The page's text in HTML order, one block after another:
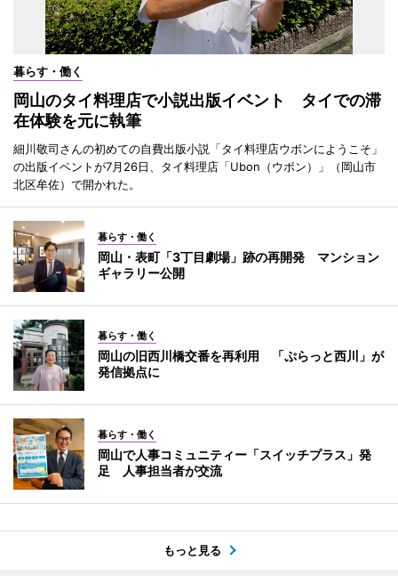
暮らす・働く
岡山のタイ料理店で小説出版イベント タイでの滞
在体験を元に執筆
細川敬司さんの初めての自費出版小説「タイ料理店ウボンにようこそ」
の出版イベントが7月26日、タイ料理店「Ubon（ウボン）」（岡山市
北区牟佐）で開かれた。
暮らす・働く
岡山・表町「3丁目劇場」跡の再開発 マンション
ギャラリー公開
暮らす・働く
岡山の旧西川橋交番を再利用 「ぷらっと西川」が
発信拠点に
暮らす・働く
岡山で人事コミュニティー「スイッチプラス」発
足 人事担当者が交流
もっと見る